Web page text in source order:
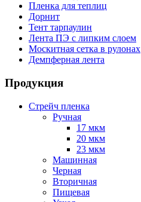
Пленка для теплиц
Дорнит
Тент тарпаулин
Лента ПЭ с липким слоем
Москитная сетка в рулонах
Демпферная лента
Продукция
Стрейч пленка
Ручная
17 мкм
20 мкм
23 мкм
Машинная
Черная
Вторичная
Пищевая